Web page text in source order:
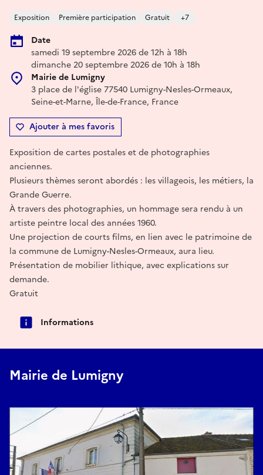
Exposition Première participation Gratuit +7
Date
samedi 19 septembre 2026 de 12h à 18h
dimanche 20 septembre 2026 de 10h à 18h
Mairie de Lumigny
3 place de l'église 77540 Lumigny-Nesles-Ormeaux,
Seine-et-Marne, Île-de-France, France
Ajouter à mes favoris
Exposition de cartes postales et de photographies
anciennes.
Plusieurs thèmes seront abordés : les villageois, les métiers, la
Grande Guerre.
À travers des photographies, un hommage sera rendu à un
artiste peintre local des années 1960.
Une projection de courts films, en lien avec le patrimoine de
la commune de Lumigny-Nesles-Ormeaux, aura lieu.
Présentation de mobilier lithique, avec explications sur
demande.
Gratuit
Informations
Mairie de Lumigny